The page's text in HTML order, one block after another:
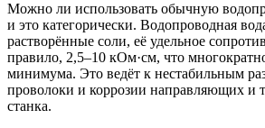
Можно ли использовать обычную
и это категорически. Водопроводная
растворённые соли, её удельное
правило, 2,5–10 кОм·см, что
минимума. Это ведёт к нестабильным
проволоки и коррозии направляющих и
станка.